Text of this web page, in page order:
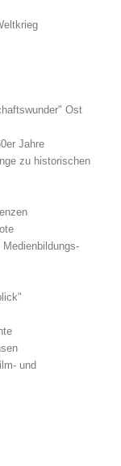
Ost
Jahre
zu historischen
und